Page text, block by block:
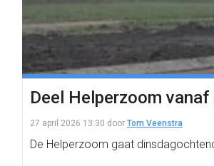
Deel Helperzoom
27 april 2026 13:30 door Tom Veenstra
De Helperzoom gaat